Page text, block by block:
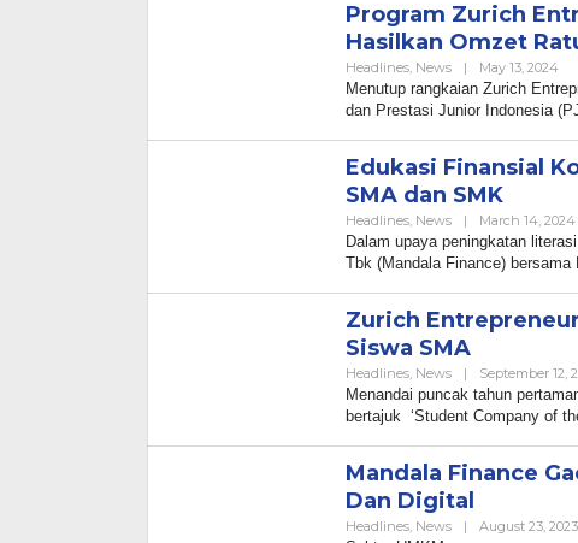
Program Zurich
Hasilkan Omzet
Headlines, News | May 13, 2024By
Menutup rangkaian Zurich
dan Prestasi Junior Indonesia
Edukasi Finansial
SMA dan SMK
Headlines, News | March 14, 2024
Dalam upaya peningkatan
Tbk (Mandala Finance)
Zurich
Siswa SMA
Headlines, News | September 12,
Menandai puncak tahun
bertajuk ‘Student Company of
Mandala Finance
Dan Digital
Headlines, News | August 23, 2023